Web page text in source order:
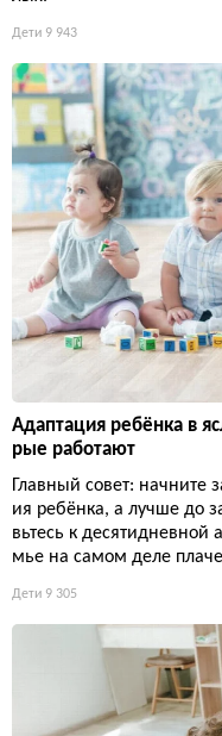
Дети 9 943
Адаптация ребёнка в
рые работают
Главный совет: начните
ия ребёнка, а лучше до
вьтесь к десятидневной
мье на самом деле
Дети 9 305